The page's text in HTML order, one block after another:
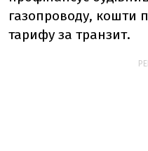
газопроводу, кошти
тарифу за транзит.